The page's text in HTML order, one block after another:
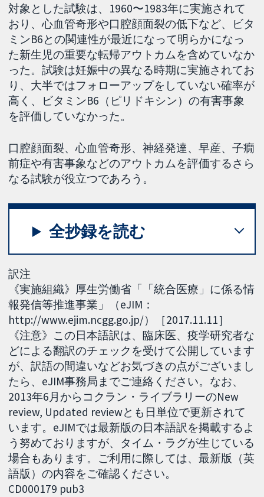
対象とした試験は、1960〜1983年に実施されて
おり、心血管奇形や口腔顔面裂の低下など、ビタ
ミンB6との関連性が最近になって明らかになっ
た新生児の重要な転帰アウトカムを含めていなか
った。試験は妊娠中の異なる時期に実施されてお
り、大半ではフォローアップをしていない確率が
高く、ビタミンB6（ピリドキシン）の有害事象
を評価していなかった。
口腔顔面裂、心血管奇形、神経発達、早産、子癇
前症や有害事象などのアウトカムを評価するさら
なる試験が役立つであろう。
全抄録を読む
訳注
《実施組織》厚生労働省「「統合医療」に係る情
報発信等推進事業」（eJIM：
http://www.ejim.ncgg.go.jp/）［2017.11.11］
《注意》この日本語訳は、臨床医、疫学研究者な
どによる翻訳のチェックを受けて公開しています
が、訳語の間違いなどお気づきの点がございまし
たら、eJIM事務局までご連絡ください。なお、
2013年6月からコクラン・ライブラリーのNew
review, Updated reviewとも日単位で更新されて
います。eJIMでは最新版の日本語訳を掲載するよ
う努めておりますが、タイム・ラグが生じている
場合もあります。ご利用に際しては、最新版（英
語版）の内容をご確認ください。
CD000179 pub3